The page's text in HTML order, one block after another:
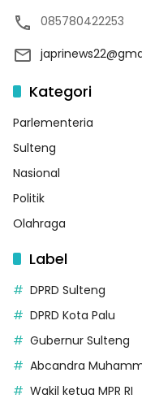
085780422253
Kategori
Parlementeria
Sulteng
Nasional
Politik
Olahraga
Label
DPRD Sulteng
DPRD Kota Palu
Gubernur Sulteng
Abcandra
Wakil ketua MPR RI